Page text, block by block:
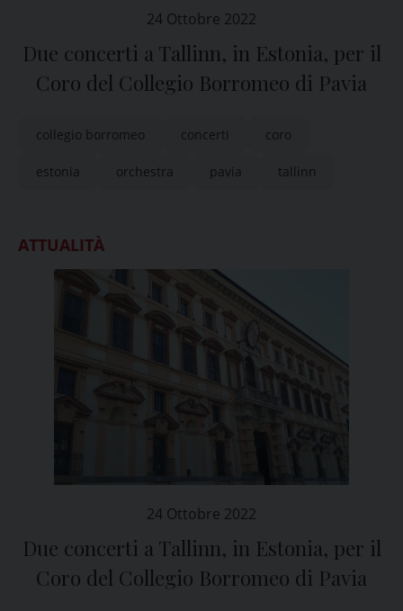
24 Ottobre 2022
Due concerti a Tallinn, in Estonia, per il
Coro del Collegio Borromeo di Pavia
collegio borromeo concerti coro
estonia orchestra pavia tallinn
ATTUALITÀ
24 Ottobre 2022
Due concerti a Tallinn, in Estonia, per il
Coro del Collegio Borromeo di Pavia